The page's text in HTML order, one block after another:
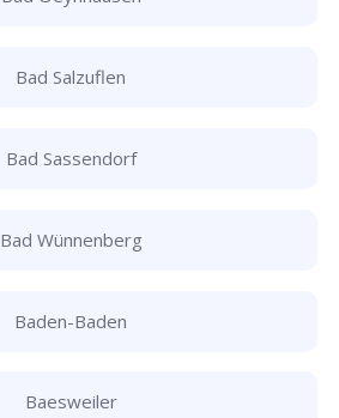
Bad Salzuflen
Bad Sassendorf
Bad Wünnenberg
Baden-Baden
Baesweiler